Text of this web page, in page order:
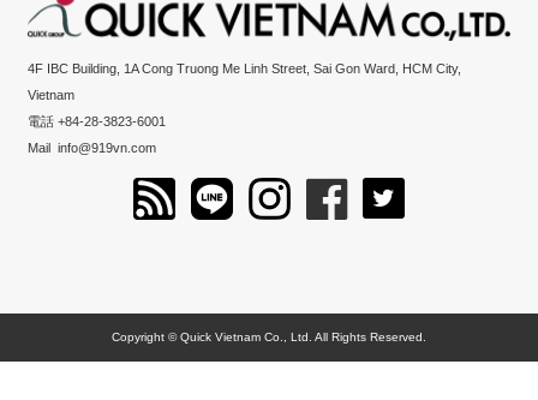
4F IBC Building, 1A Cong Truong Me Linh Street, Sai Gon Ward, HCM City,
Vietnam
電話 +84-28-3823-6001
Mailinfo@919vn.com
Copyright © Quick Vietnam Co., Ltd. All Rights Reserved.